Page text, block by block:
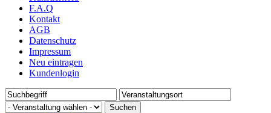
F.A.Q
Kontakt
AGB
Datenschutz
Impressum
Neu eintragen
Kundenlogin